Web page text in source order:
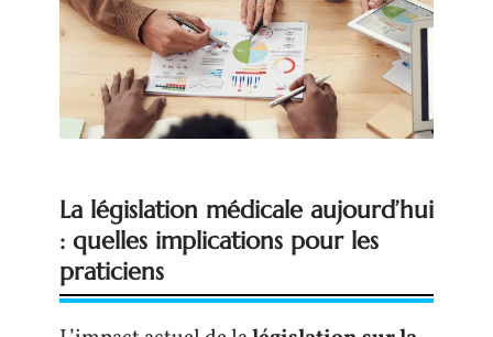
La législation médicale aujourd’hui
: quelles implications pour les
praticiens